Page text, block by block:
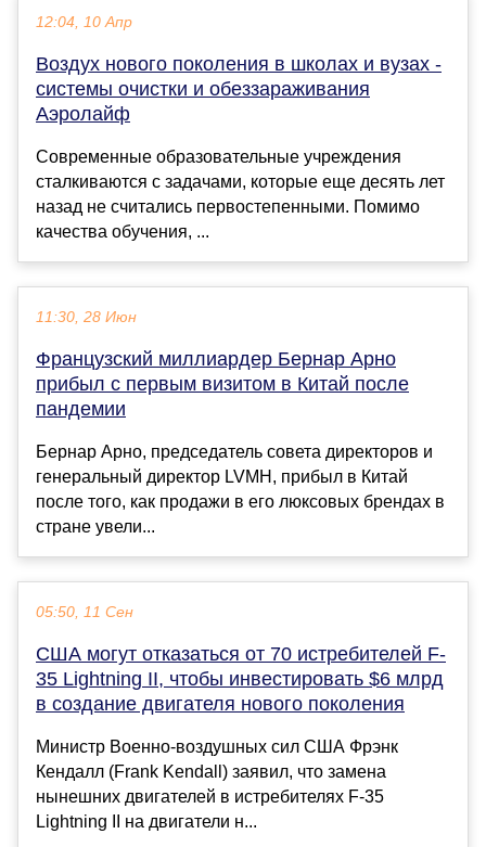
12:04, 10 Апр
Воздух нового поколения в школах и вузах -
системы очистки и обеззараживания
Аэролайф
Современные образовательные учреждения
сталкиваются с задачами, которые еще десять лет
назад не считались первостепенными. Помимо
качества обучения, ...
11:30, 28 Июн
Французский миллиардер Бернар Арно
прибыл с первым визитом в Китай после
пандемии
Бернар Арно, председатель совета директоров и
генеральный директор LVMH, прибыл в Китай
после того, как продажи в его люксовых брендах в
стране увели...
05:50, 11 Сен
США могут отказаться от 70 истребителей F-
35 Lightning II, чтобы инвестировать $6 млрд
в создание двигателя нового поколения
Министр Военно-воздушных сил США Фрэнк
Кендалл (Frank Kendall) заявил, что замена
нынешних двигателей в истребителях F-35
Lightning II на двигатели н...